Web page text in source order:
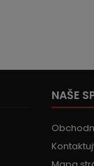
NAŠE